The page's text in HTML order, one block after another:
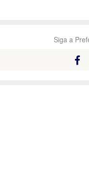
Siga a